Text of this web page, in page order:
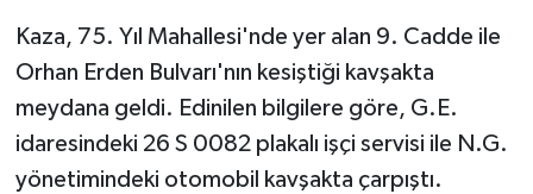
Kaza, 75. Yıl Mahallesi'nde yer alan 9. Cadde ile
Orhan Erden Bulvarı'nın kesiştiği kavşakta
meydana geldi. Edinilen bilgilere göre, G.E.
idaresindeki 26 S 0082 plakalı işçi servisi ile N.G.
yönetimindeki otomobil kavşakta çarpıştı.